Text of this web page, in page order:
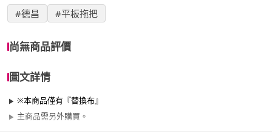
#德昌 #平板拖把
尚無商品評價
圖文詳情
※本商品僅有『替換布』
主商品需另外購買。